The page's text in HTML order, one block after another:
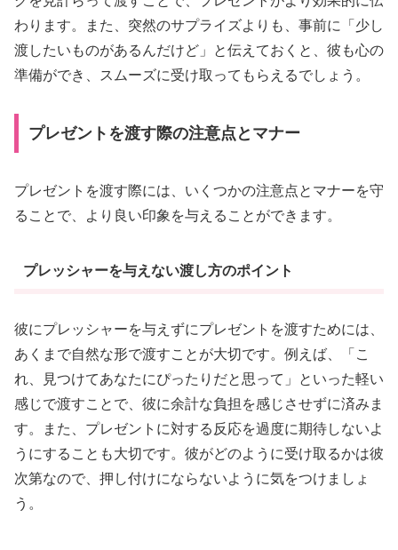
わります。また、突然のサプライズよりも、事前に「少し
渡したいものがあるんだけど」と伝えておくと、彼も心の
準備ができ、スムーズに受け取ってもらえるでしょう。
プレゼントを渡す際の注意点とマナー
プレゼントを渡す際には、いくつかの注意点とマナーを守
ることで、より良い印象を与えることができます。
プレッシャーを与えない渡し方のポイント
彼にプレッシャーを与えずにプレゼントを渡すためには、
あくまで自然な形で渡すことが大切です。例えば、「こ
れ、見つけてあなたにぴったりだと思って」といった軽い
感じで渡すことで、彼に余計な負担を感じさせずに済みま
す。また、プレゼントに対する反応を過度に期待しないよ
うにすることも大切です。彼がどのように受け取るかは彼
次第なので、押し付けにならないように気をつけましょ
う。